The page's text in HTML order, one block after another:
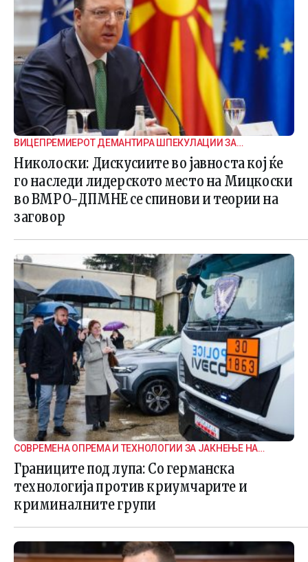
ВИЦЕПРЕМИЕРОТ ДЕМАНТИРА ШПЕКУЛАЦИИ ЗА
ВНАТРЕПАРТИСКИ ПОДЕЛБИ
Николоски: Дискусиите во јавноста кој ќе
го наследи лидерското место на Мицкоски
во ВМРО-ДПМНЕ се спинови и теории на
заговор
СОВРЕМЕНА ОПРЕМА И ТЕХНОЛОГИИ ЗА ЈАКНЕЊЕ НА
ГРАНИЧНАТА БЕЗБЕДНОСТ
Границите под лупа: Со германска
технологија против криумчарите и
криминалните групи